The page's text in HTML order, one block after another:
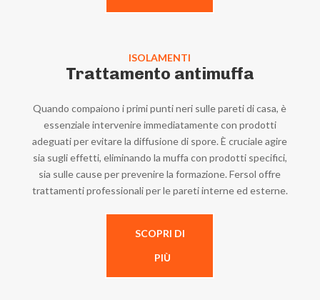
ISOLAMENTI
Trattamento antimuffa
Quando compaiono i primi punti neri sulle pareti di casa, è
essenziale intervenire immediatamente con prodotti
adeguati per evitare la diffusione di spore. È cruciale agire
sia sugli effetti, eliminando la muffa con prodotti specifici,
sia sulle cause per prevenire la formazione. Fersol offre
trattamenti professionali per le pareti interne ed esterne.
SCOPRI DI
PIÙ